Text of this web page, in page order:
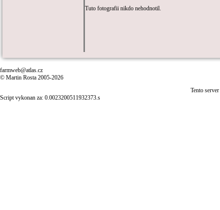
Tuto fotografii nikdo nehodnotil.
farmweb@atlas.cz
© Martin Rosta 2005-2026
Tento
Script vykonan za: 0.0023200511932373.s